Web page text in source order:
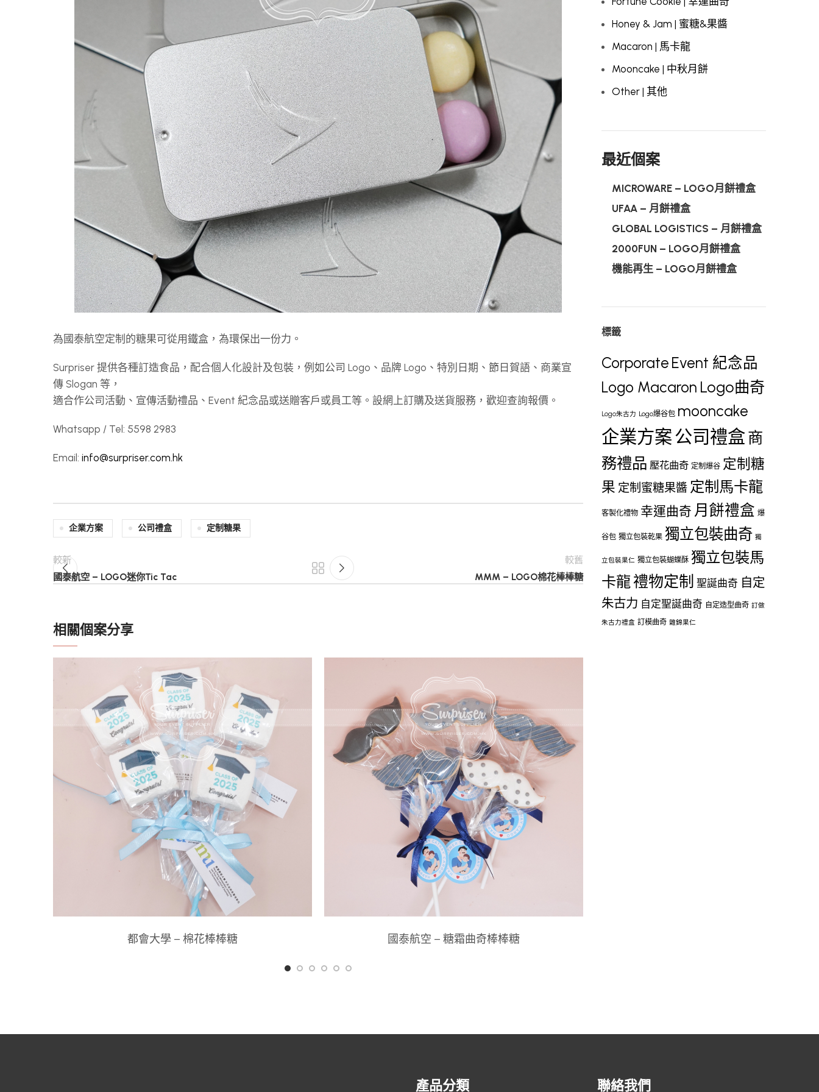
為國泰航空定制的糖果可從用鐵盒，為環保出一份力。
Surpriser 提供各種訂造食品，配合個人化設計及包裝，例如公司 Logo、品牌 Logo、特別日期、節日賀語、商業宣
傳 Slogan 等，
適合作公司活動、宣傳活動禮品、Event 紀念品或送贈客戶或員工等。設網上訂購及送貨服務，歡迎查詢報價。
Whatsapp / Tel: 5598 2983
Email: info@surpriser.com.hk
企業方案 公司禮盒 定制糖果
較新
國泰航空 – LOGO迷你Tic Tac
較舊
MMM – LOGO棉花棒棒糖
相關個案分享
都會大學 – 棉花棒棒糖 國泰航空 – 糖霜曲奇棒棒糖
Honey & Jam | 蜜糖&果醬
Macaron | 馬卡龍
Mooncake | 中秋月餅
Other | 其他
最近個案
MICROWARE – LOGO月餅禮盒
UFAA – 月餅禮盒
GLOBAL LOGISTICS – 月餅禮盒
2000FUN – LOGO月餅禮盒
機能再生 – LOGO月餅禮盒
標籤
Corporate Event 紀念品
Logo Macaron Logo曲奇
Logo朱古力 Logo爆谷包 mooncake
企業方案公司禮盒商
務禮品 壓花曲奇 定制爆谷 定制糖
果 定制蜜糖果醬 定制馬卡龍
客製化禮物 幸運曲奇 月餅禮盒 爆
谷包 獨立包裝乾果 獨立包裝曲奇 獨
立包裝果仁 獨立包裝蝴蝶酥 獨立包裝馬
卡龍禮物定制 聖誕曲奇 自定
朱古力 自定聖誕曲奇 自定造型曲奇 訂做
朱古力禮盒 訂模曲奇 雜錦果仁
產品分類 聯絡我們